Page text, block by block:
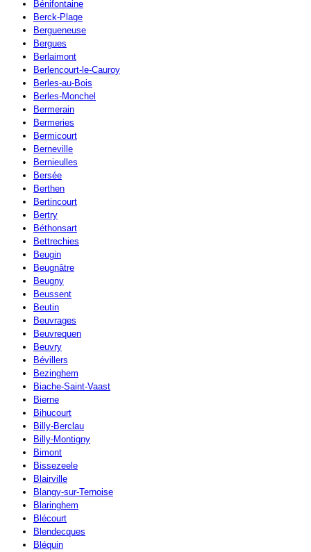
Bénifontaine
Berck-Plage
Bergueneuse
Bergues
Berlaimont
Berlencourt-le-Cauroy
Berles-au-Bois
Berles-Monchel
Bermerain
Bermeries
Bermicourt
Berneville
Bernieulles
Bersée
Berthen
Bertincourt
Bertry
Béthonsart
Bettrechies
Beugin
Beugnâtre
Beugny
Beussent
Beutin
Beuvrages
Beuvrequen
Beuvry
Bévillers
Bezinghem
Biache-Saint-Vaast
Bierne
Bihucourt
Billy-Berclau
Billy-Montigny
Bimont
Bissezeele
Blairville
Blangy-sur-Ternoise
Blaringhem
Blécourt
Blendecques
Bléquin